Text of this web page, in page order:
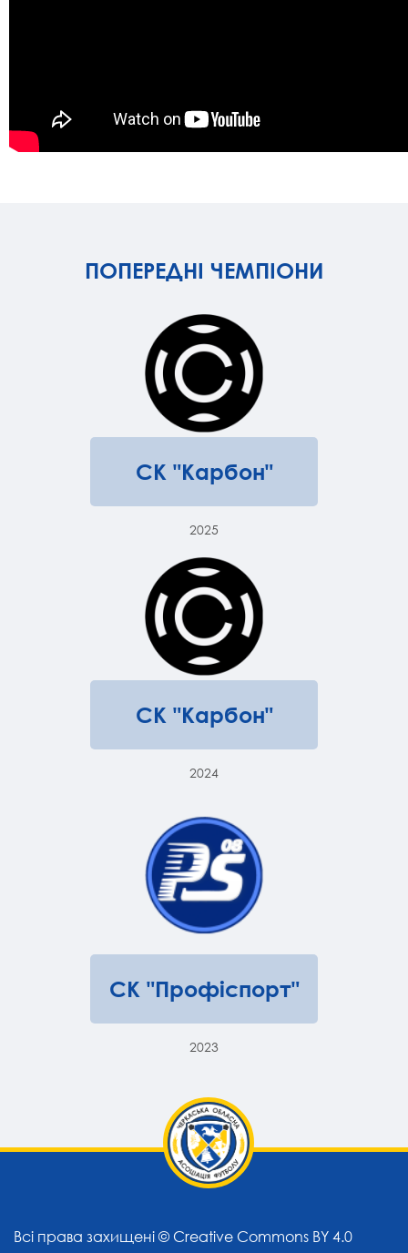
ПОПЕРЕДНІ ЧЕМПІОНИ
СК "Карбон"
2025
СК "Карбон"
2024
СК "Профіспорт"
2023
Всі права захищені © Creative Commons BY 4.0